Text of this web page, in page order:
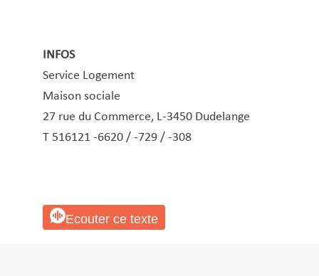
INFOS
Service Logement
Maison sociale
27 rue du Commerce, L-3450 Dudelange
T 516121 -6620 / -729 / -308
Ecouter ce texte